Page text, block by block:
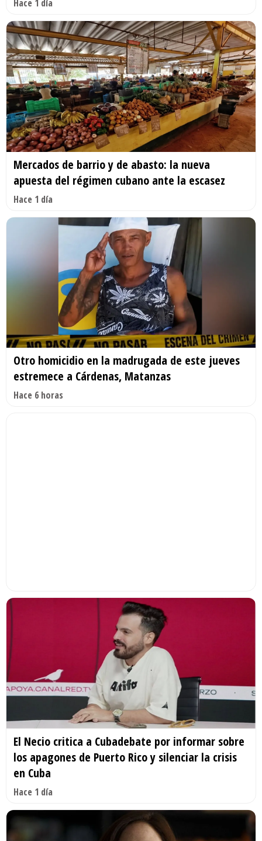
Hace 1 día
Mercados de barrio y de abasto: la nueva
apuesta del régimen cubano ante la escasez
Hace 1 día
Otro homicidio en la madrugada de este jueves
estremece a Cárdenas, Matanzas
Hace 6 horas
El Necio critica a Cubadebate por informar sobre
los apagones de Puerto Rico y silenciar la crisis
en Cuba
Hace 1 día